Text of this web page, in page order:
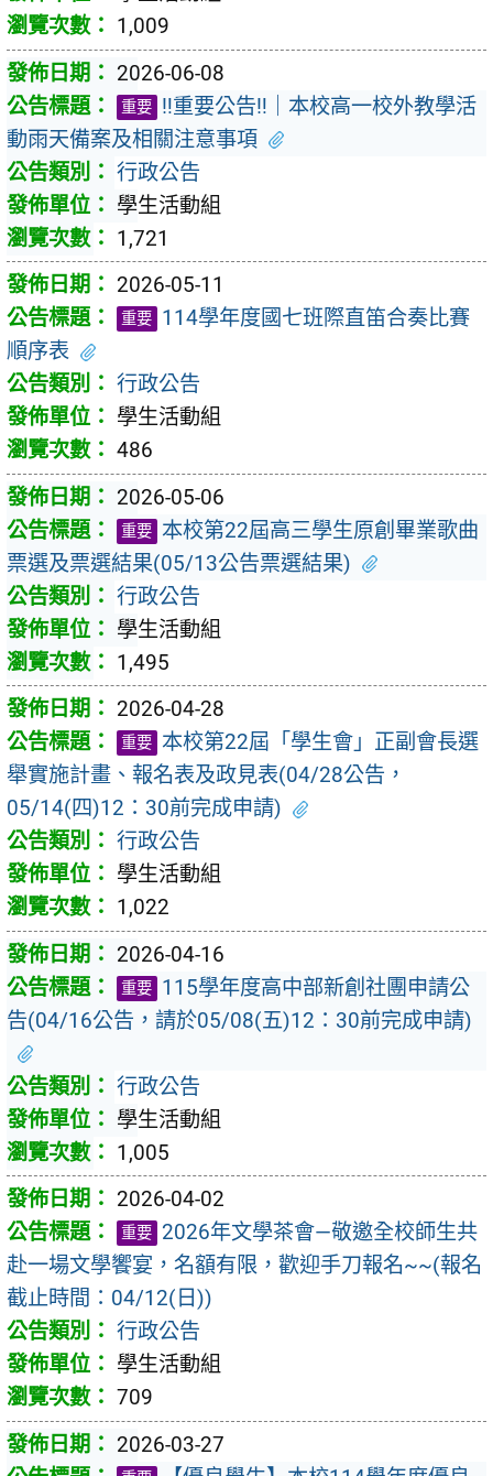
1,009
2026-06-08
重要 ‼️重要公告‼️｜本校高一校外教學活
動雨天備案及相關注意事項
行政公告
學生活動組
1,721
2026-05-11
重要 114學年度國七班際直笛合奏比賽
順序表
行政公告
學生活動組
486
2026-05-06
重要 本校第22屆高三學生原創畢業歌曲
票選及票選結果(05/13公告票選結果)
行政公告
學生活動組
1,495
2026-04-28
重要 本校第22屆「學生會」正副會長選
舉實施計畫、報名表及政見表(04/28公告，
05/14(四)12：30前完成申請)
行政公告
學生活動組
1,022
2026-04-16
重要 115學年度高中部新創社團申請公
告(04/16公告，請於05/08(五)12：30前完成申請)
行政公告
學生活動組
1,005
2026-04-02
重要 2026年文學茶會—敬邀全校師生共
赴一場文學饗宴，名額有限，歡迎手刀報名~~(報名
截止時間：04/12(日))
行政公告
學生活動組
709
2026-03-27